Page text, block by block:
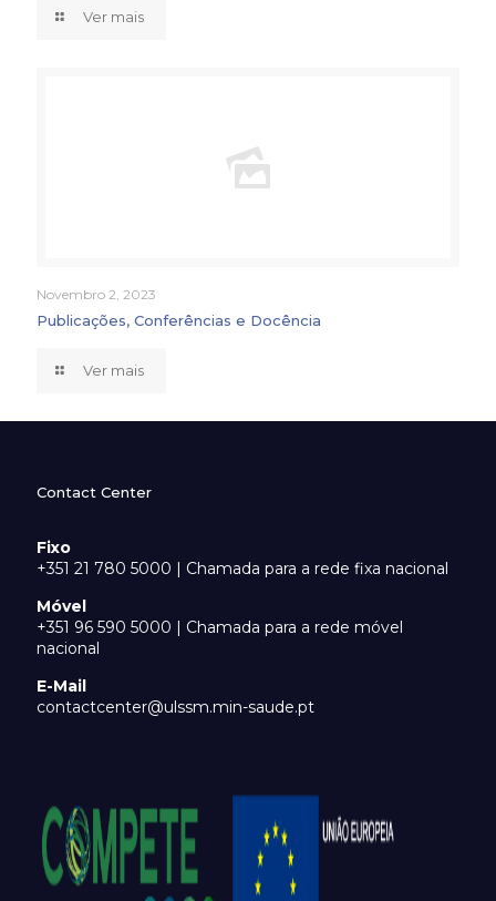
Ver mais
Novembro 2, 2023
Publicações, Conferências e Docência
Ver mais
Contact Center
Fixo
+351 21 780 5000 | Chamada para a rede fixa nacional
Móvel
+351 96 590 5000 | Chamada para a rede móvel
nacional
E-Mail
contactcenter@ulssm.min-saude.pt